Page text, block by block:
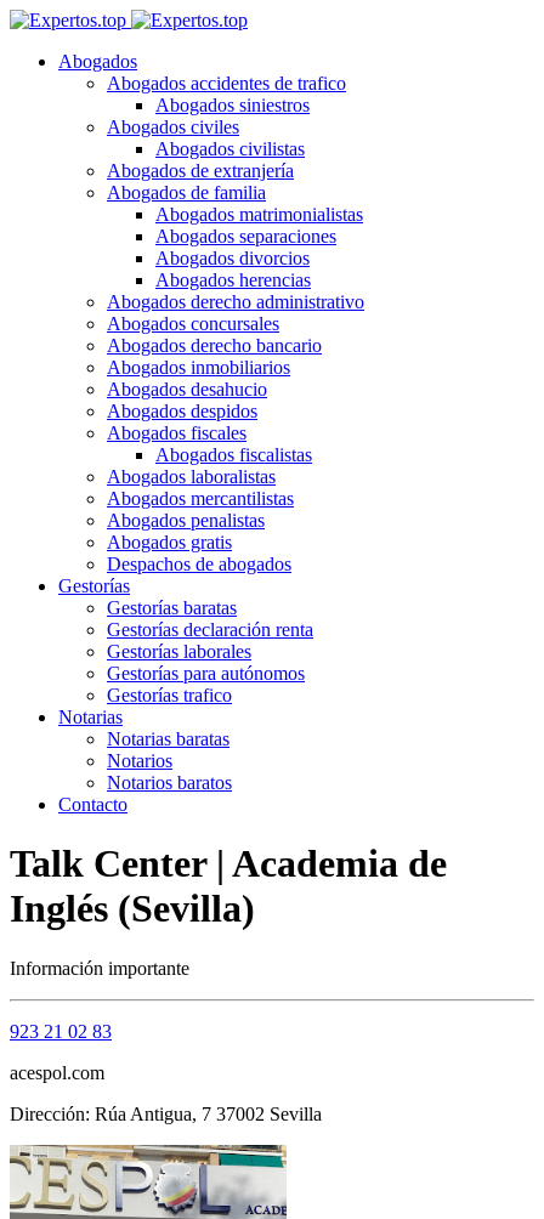
Abogados
Abogados accidentes de trafico
Abogados siniestros
Abogados civiles
Abogados civilistas
Abogados de extranjería
Abogados de familia
Abogados matrimonialistas
Abogados separaciones
Abogados divorcios
Abogados herencias
Abogados derecho administrativo
Abogados concursales
Abogados derecho bancario
Abogados inmobiliarios
Abogados desahucio
Abogados despidos
Abogados fiscales
Abogados fiscalistas
Abogados laboralistas
Abogados mercantilistas
Abogados penalistas
Abogados gratis
Despachos de abogados
Gestorías
Gestorías baratas
Gestorías declaración renta
Gestorías laborales
Gestorías para autónomos
Gestorías trafico
Notarias
Notarias baratas
Notarios
Notarios baratos
Contacto
Talk Center | Academia de
Inglés (Sevilla)
Información importante
923 21 02 83
acespol.com
Dirección: Rúa Antigua, 7 37002 Sevilla